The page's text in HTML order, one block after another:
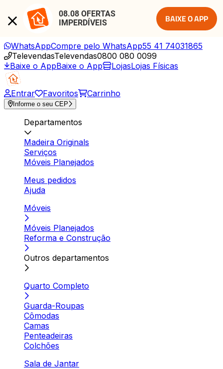
08.08 OFERTAS
IMPERDÍVEIS
BAIXE O APP
WhatsAppCompre pelo WhatsApp55 41 74031865
TelevendasTelevendas0800 080 0099
Baixe o AppBaixe o App LojasLojas Físicas
Entrar Favoritos Carrinho
Informe o seu CEP
Departamentos
Madeira Originals
Serviços
Móveis Planejados
Meus pedidos
Ajuda
Móveis
Móveis Planejados
Reforma e Construção
Outros departamentos
Quarto Completo
Guarda-Roupas
Cômodas
Camas
Penteadeiras
Colchões
Sala de Jantar